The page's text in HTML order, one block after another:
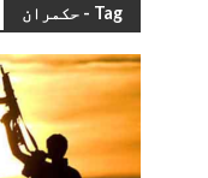
Tag - حکمران